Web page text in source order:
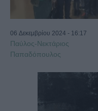
06 Δεκεμβρίου 2024 - 16:17
Παύλος-Νεκτάριος
Παπαδόπουλος